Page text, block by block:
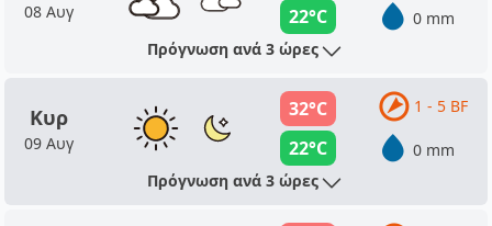
08 Αυγ
22°C
0 mm
Πρόγνωση ανά 3 ώρες
Κυρ
09 Αυγ
32°C
22°C
1 - 5 BF
0 mm
Πρόγνωση ανά 3 ώρες